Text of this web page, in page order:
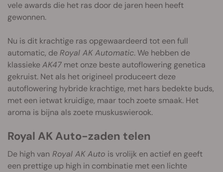
vele awards die het ras door de jaren heen heeft
gewonnen.
Nu is dit krachtige ras opgewaardeerd tot een full
automatic, deRoyal AK Automatic. We hebben de
klassiekeAK47 met onze beste autoflowering genetica
gekruist. Net als het origineel produceert deze
autoflowering hybride krachtige, met hars bedekte buds,
met een ietwat kruidige, maar toch zoete smaak. Het
aroma is bijna als zoete muskuswierook.
Royal AK Auto-zaden telen
De high van Royal AK Auto is vrolijk en actief en geeft
een prettige up high in combinatie met een lichte